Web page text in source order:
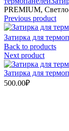
PREMIUM,
Previous product
Затирка для
Back to products
Next product
Затирка для
500.00₽